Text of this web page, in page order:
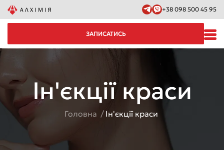
+38 098 500 45 95
ЗАПИСАТИСЬ
Ін'єкції краси
Головна Ін'єкції краси